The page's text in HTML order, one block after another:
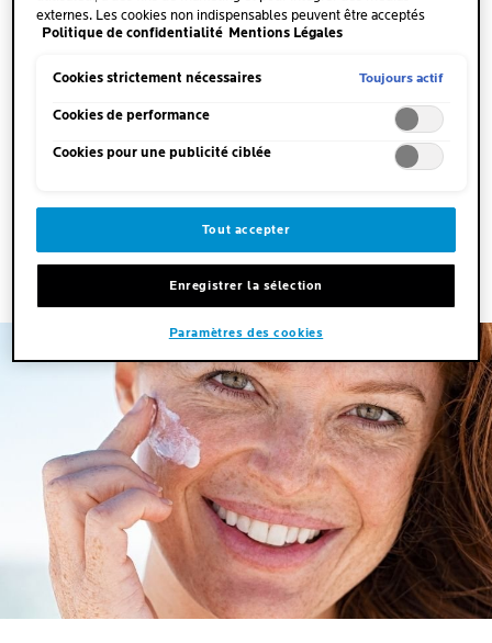
BRUNES SUR LE VISAGE ?
De nombreuses causes
peuvent expliquer l’apparition de
taches brunes sur la peau. Les troubles pigmentaires sont
généralement d’origine génétique ou acquise. Dans le
dernier cas, ils surviennent à la faveur d’une prise de
médicaments ou d’une intervention esthétique, telle que
pigmentairespeuvent être dus à des infections. Parmi les
principales causes des taches brunes figurent l’
au soleil, lesinflammations, levieillissementet les
externes. Les cookies non indispensables peuvent être acceptés
directement (« Accepter tous ») ou refusés (« Continuer sans
paramètres et d'enregistrer vos préférences (« Enregistrer mes choix
sur le lien « Paramètres des cookies ». Pour plus d'informations,
Politique de confidentialité Mentions Légales
Cookies strictement nécessaires Toujours actif
Cookies de performance
Cookies pour une publicité ciblée
Tout accepter
Enregistrer la sélection
Paramètres des cookies